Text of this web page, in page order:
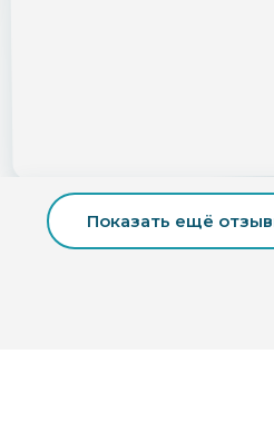
Показать ещё